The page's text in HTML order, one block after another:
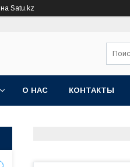
на Satu.kz
О НАС КОНТАКТЫ